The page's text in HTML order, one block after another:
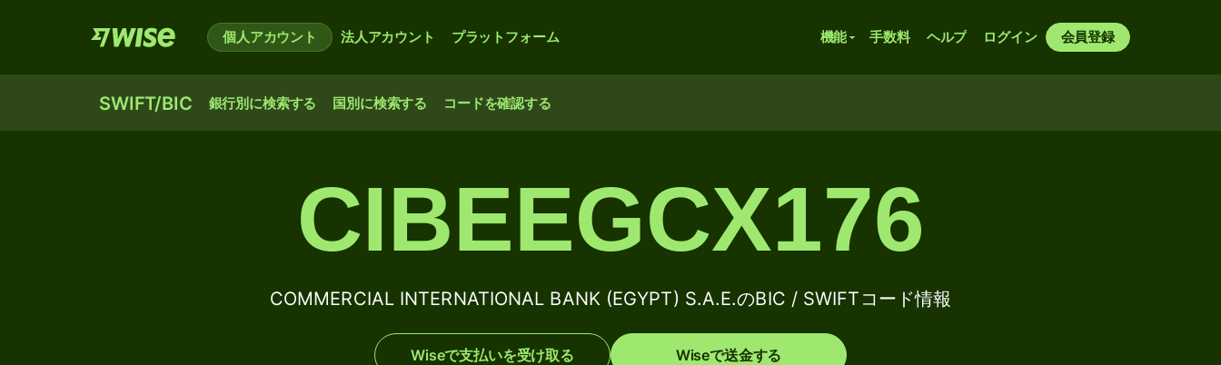
個人アカウント 法人アカウント プラットフォーム 機能 手数料 ヘルプ ログイン 会員登録
SWIFT/BIC 銀行別に検索する 国別に検索する コードを確認する
CIBEEGCX176
COMMERCIAL INTERNATIONAL BANK (EGYPT) S.A.E.のBIC / SWIFTコード情報
Wiseで支払いを受け取る Wiseで送金する